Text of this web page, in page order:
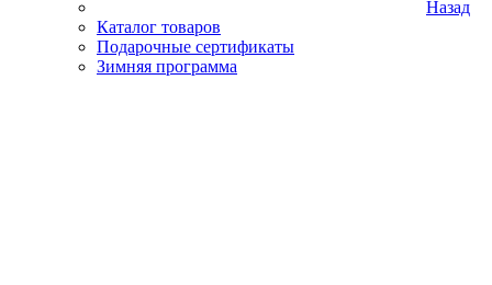
Назад
Каталог товаров
Подарочные сертификаты
Зимняя программа